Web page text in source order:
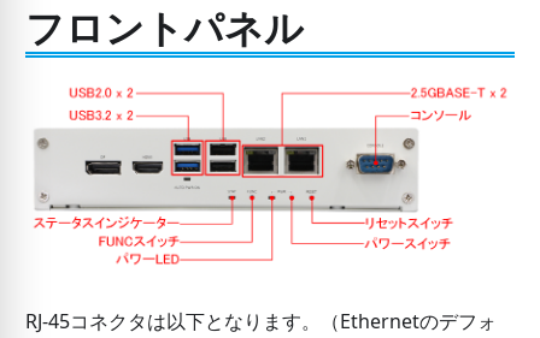
フロントパネル
RJ-45コネクタは以下となります。（Ethernetのデフォ